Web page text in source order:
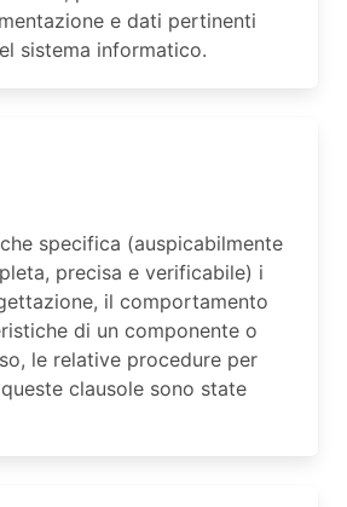
e dati pertinenti
sistema informatico.
specifica (auspicabilmente
precisa e verificabile) i
il comportamento
di un componente o
le relative procedure per
clausole sono state